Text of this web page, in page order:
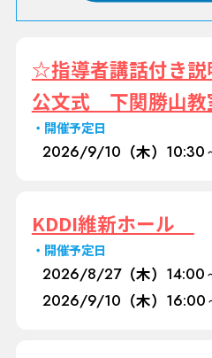
☆指導者講話付き説
公文式 下関勝山教
開催予定日
2026/9/10 （木） 10:30
KDDI維新ホール
開催予定日
2026/8/27（木） 14:00
2026/9/10 （木） 16:00